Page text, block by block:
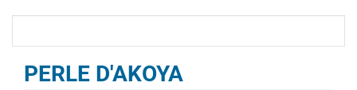
PERLE D'AKOYA